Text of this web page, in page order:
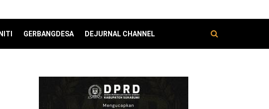
GERBANGDESA DEJURNAL CHANNEL